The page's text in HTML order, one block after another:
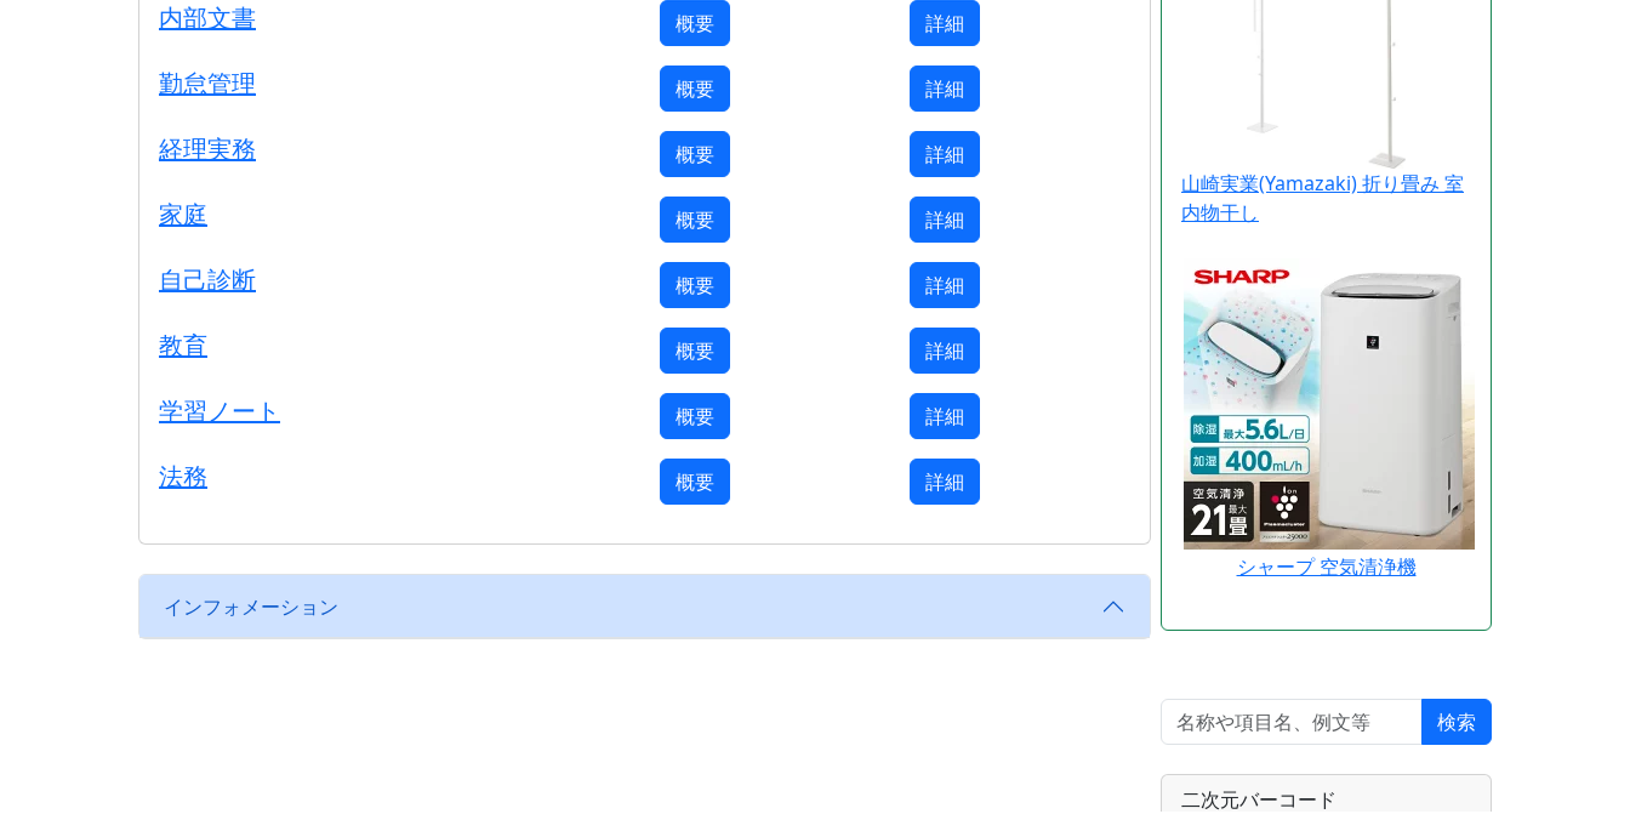
内部文書 概要 詳細
勤怠管理 概要 詳細
経理実務 概要 詳細
家庭 概要 詳細
自己診断 概要 詳細
教育 概要 詳細
学習ノート 概要 詳細
法務 概要 詳細
インフォメーション
山崎実業(Yamazaki) 折り畳み 室
内物干し
シャープ 空気清浄機
検索
二次元バーコード